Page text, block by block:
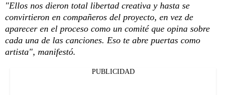
"Ellos nos dieron total libertad creativa y hasta se
convirtieron en compañeros del proyecto, en vez de
aparecer en el proceso como un comité que opina sobre
cada una de las canciones. Eso te abre puertas como
artista", manifestó.
PUBLICIDAD